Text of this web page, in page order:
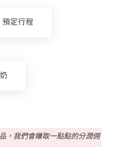
定行程
，我們會賺取一點點的分潤佣